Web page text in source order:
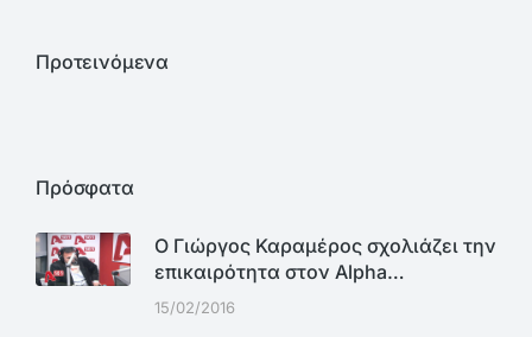
Προτεινόμενα
Πρόσφατα
Ο Γιώργος Καραμέρος σχολιάζει την
επικαιρότητα στον Alpha…
15/02/2016